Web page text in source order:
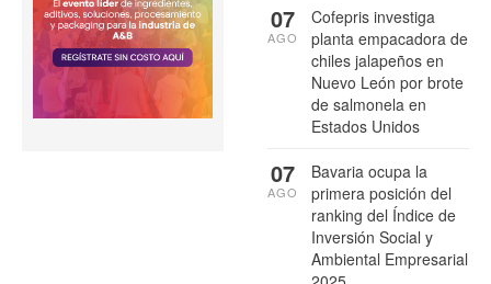
Cofepris investiga
planta empacadora de
chiles jalapeños en
Nuevo León por brote
de salmonela en
Estados Unidos
07
AGO
Bavaria ocupa la
primera posición del
ranking del Índice de
Inversión Social y
Ambiental Empresarial
07
AGO